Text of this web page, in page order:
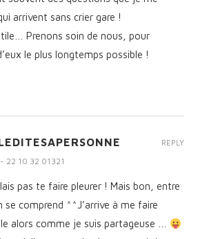
arrivent sans crier gare !
Prenons soin de nous, pour
le plus longtemps possible !
22 10 32 01321
pas te faire pleurer ! Mais bon, entre
se comprend ^^J’arrive à me faire
alors comme je suis partageuse …
REPLY